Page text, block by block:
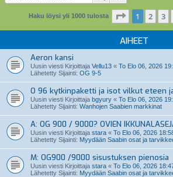
Haku löysi yli 1000 tulosta Sivu /20
1 2 3
AIHEET
Aeron kansi
Uusin viesti Kirjoittaja Vellu13 « To Elo 06, 2026
Lähetetty Sijainti: OG 9-5
O 96 kytkinpaketti ja isot vilkut eteen
Uusin viesti Kirjoittaja bgyury « To Elo 06, 2026
Lähetetty Sijainti: Wanhojen Saabien markkinat
A: OG 900 / 9000? OVIEN
Uusin viesti Kirjoittaja stara « To Elo 06, 2026
Lähetetty Sijainti: Myydään Saabin osat ja
M: OG900 /9000 sisustuksen pienosia
Uusin viesti Kirjoittaja stara « To Elo 06, 2026
Lähetetty Sijainti: Myydään Saabin osat ja